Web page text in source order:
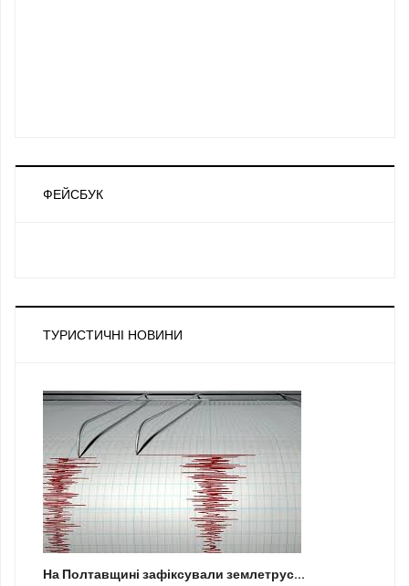
ФЕЙСБУК
ТУРИСТИЧНІ НОВИНИ
На Полтавщині зафіксували землетрус...